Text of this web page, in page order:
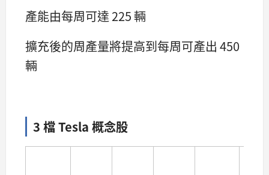
產能由每周可達 225 輛
擴充後的周產量將提高到每周可產出 450
輛
3 檔 Tesla 概念股